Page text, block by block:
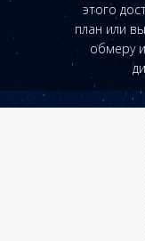
этого
план или
обмеру